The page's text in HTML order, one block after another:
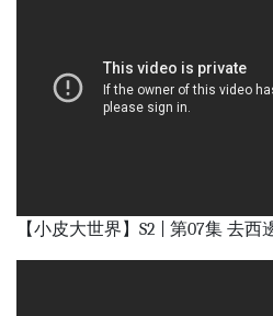
【小皮大世界】S2 | 第07集 去西